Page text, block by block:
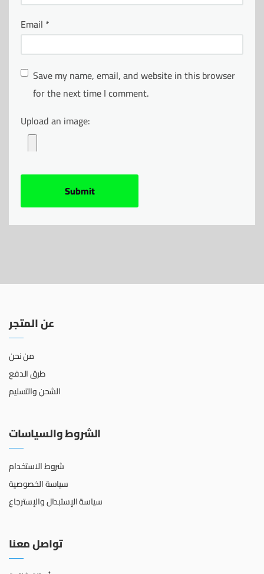
Email *
Save my name, email, and website in this browser
for the next time I comment.
Upload an image:
عن المتجر
من نحن
طرق الدفع
الشحن والتسليم
الشروط والسياسات
شروط الاستخدام
سياسة الخصوصية
سياسة الإستبدال والإسترجاع
تواصل معنا